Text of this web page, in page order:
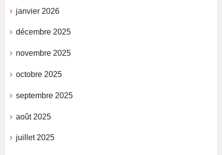
janvier 2026
décembre 2025
novembre 2025
octobre 2025
septembre 2025
août 2025
juillet 2025